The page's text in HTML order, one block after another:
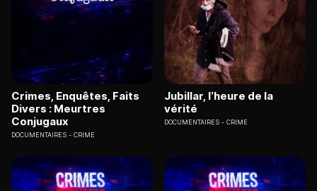
Crimes, Enquêtes, Faits
Divers : Meurtres
Conjugaux
DOCUMENTAIRES CRIME
Jubillar, l’heure de la
vérité
DOCUMENTAIRES CRIME